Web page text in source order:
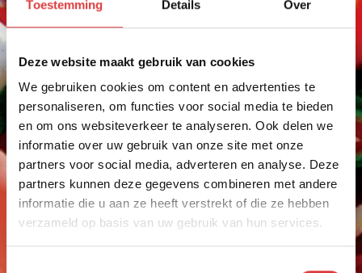
Toestemming Details Over
Deze website maakt gebruik van cookies
We gebruiken cookies om content en advertenties te
personaliseren, om functies voor social media te bieden
en om ons websiteverkeer te analyseren. Ook delen we
informatie over uw gebruik van onze site met onze
partners voor social media, adverteren en analyse. Deze
partners kunnen deze gegevens combineren met andere
informatie die u aan ze heeft verstrekt of die ze hebben
verzameld op basis van uw gebruik van hun services.
HELE ASSORTIMENT
NIEUW
500 GRAM
AANBIEDINGEN
VUURWERK
VUURWERK AFHALEN
VUURWERKBONNEN
INWISSELEN
Vuurwerk Meppen
Vuurwerk kopen in Meppen
Het mooiste vuurwerk koop je in de buurt van
vuurwerkdealer aangesloten bij devuurwerkwinkel.nl.
Al jaren één van de grootste vuurwerk
verkooppunten in de buurt van Meppen.
Vuurwerkpaleis Compas is dé vuurwerkdealer voor
de regio Barger Compascuum, Emmen, Klazienaveen